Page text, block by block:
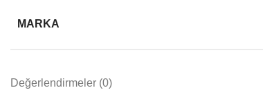
MARKA
Değerlendirmeler (0)